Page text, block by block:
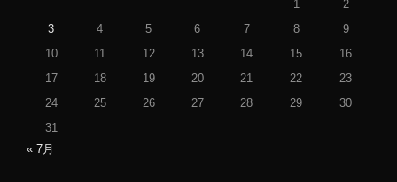
1
2
3
4 5 6 7 8
9
10
11 12 13 14 15
16
17
18 19 20 21 22
23
24
25 26 27 28 29
30
31
« 7月